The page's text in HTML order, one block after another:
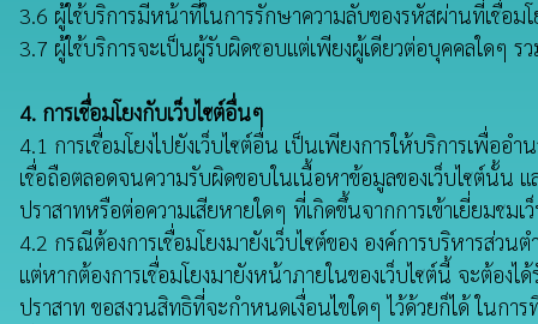
3.6 ผู้ใช้บริการมีหน้าที่ในการรักษาความลับของรหัสผ่านที่เชื่อม
3.7 ผู้ใช้บริการจะเป็นผู้รับผิดชอบแต่เพียงผู้เดียวต่อบุคคลใดๆ
4. การเชื่อมโยงกับเว็บไซต์อื่นๆ
4.1 การเชื่อมโยงไปยังเว็บไซต์อื่น เป็นเพียงการให้บริการเพื่อ
เชื่อถือตลอดจนความรับผิดขอบในเนื้อหาข้อมูลของเว็บไซต์นั้น
ปราสาทหรือต่อความเสียหายใดๆ ที่เกิดขึ้นจากการเข้าเยี่ยมชมเ
4.2 กรณีต้องการเชื่อมโยงมายังเว็บไซต์ของ องค์การบริหารส่ว
แต่หากต้องการเชื่อมโยงมายังหน้าภายในของเว็บไซต์นี้ จะต้อ
ปราสาท ขอสงวนสิทธิที่จะกำหนดเงื่อนไขใดๆ ไว้ด้วยก็ได้ ในกา